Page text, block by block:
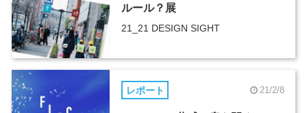
ルール？展
21_21 DESIGN SIGHT
レポート 21/2/8